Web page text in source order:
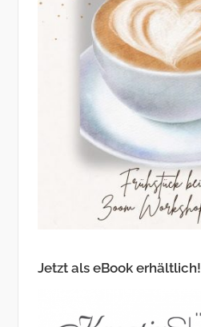
Jetzt als eBook erhältlich!